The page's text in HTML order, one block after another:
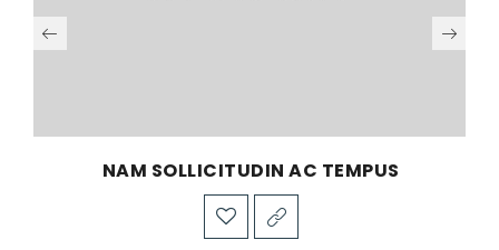
NAM SOLLICITUDIN AC TEMPUS